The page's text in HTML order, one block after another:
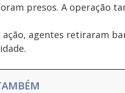
presos. A operação
ação, agentes retiraram